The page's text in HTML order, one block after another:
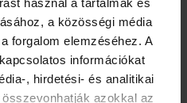
a közösségi média
forgalom elemzéséhez. A
információkat
, hirdetési- és analitikai
azokkal az
aloldalon